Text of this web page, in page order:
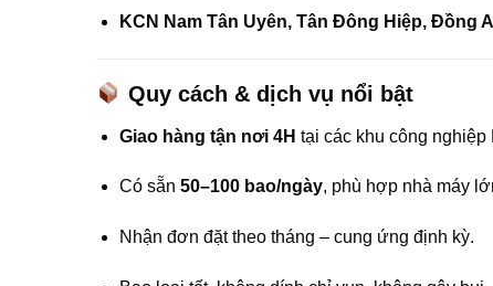
KCN Nam Tân Uyên, Tân Đông Hiệp, Đồng
Quy cách & dịch vụ nổi bật
Giao hàng tận nơi 4H tại các khu công
Có sẵn 50–100 bao/ngày, phù hợp nhà máy
Nhận đơn đặt theo tháng – cung ứng định kỳ.